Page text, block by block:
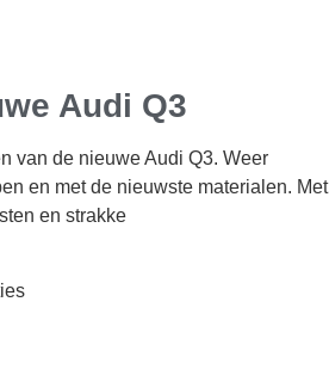
Audi Q3
van de nieuwe Audi Q3. Weer
en met de nieuwste materialen. Met
en strakke